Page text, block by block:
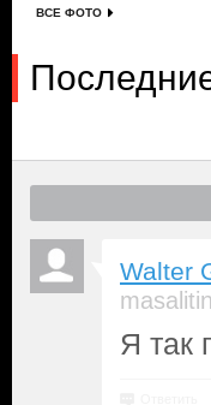
ВСЕ ФОТО
Walter
masalitin
Я так